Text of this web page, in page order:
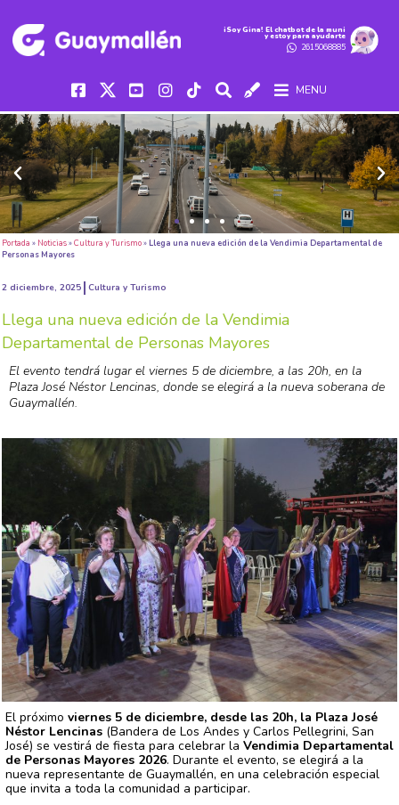
iSoy Gina! El chatbot de la muni
y estoy para ayudarte
2615068885
MENU
Portada » Noticias»Cultura y Turismo»Llega una nueva edición de la Vendimia Departamental de
Personas Mayores
2 diciembre, 2025 Cultura y Turismo
Llega una nueva edición de la Vendimia
Departamental de Personas Mayores
El evento tendrá lugar el viernes 5 de diciembre, a las 20h, en la
Plaza José Néstor Lencinas, donde se elegirá a la nueva soberana de
Guaymallén.
El próximo viernes 5 de diciembre, desde las 20h, la Plaza José
Néstor Lencinas (Bandera de Los Andes y Carlos Pellegrini, San
José) se vestirá de fiesta para celebrar la Vendimia Departamental
de Personas Mayores 2026. Durante el evento, se elegirá a la
nueva representante de Guaymallén, en una celebración especial
que invita a toda la comunidad a participar.